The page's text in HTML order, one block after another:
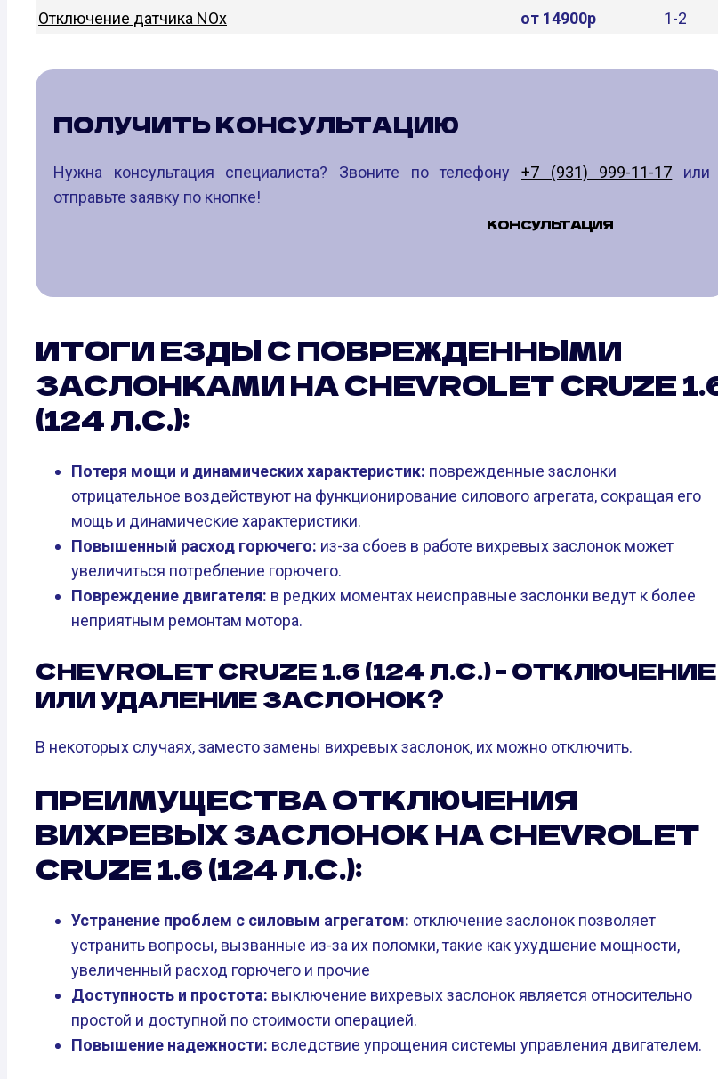
Отключение датчика NOx
от 14900р 1-2
ПОЛУЧИТЬ КОНСУЛЬТАЦИЮ
Нужна консультация специалиста? Звоните по телефону +7 (931) 999-11-17 или
отправьте заявку по кнопке!
КОНСУЛЬТАЦИЯ
ИТОГИ ЕЗДЫ С ПОВРЕЖДЕННЫМИ
ЗАСЛОНКАМИ НА CHEVROLET CRUZE
(124 Л.С.):
Потеря мощи и динамических характеристик: поврежденные заслонки
отрицательное воздействуют на функционирование силового агрегата, сокращая его
мощь и динамические характеристики.
Повышенный расход горючего: из-за сбоев в работе вихревых заслонок может
увеличиться потребление горючего.
Повреждение двигателя: в редких моментах неисправные заслонки ведут к более
неприятным ремонтам мотора.
CHEVROLET CRUZE 1.6 (124 Л.С.) - ОТКЛЮЧЕНИЕ
ИЛИ УДАЛЕНИЕ ЗАСЛОНОК?
В некоторых случаях, заместо замены вихревых заслонок, их можно отключить.
ПРЕИМУЩЕСТВА ОТКЛЮЧЕНИЯ
ВИХРЕВЫХ ЗАСЛОНОК НА CHEVROLET
CRUZE 1.6 (124 Л.С.):
Устранение проблем с силовым агрегатом: отключение заслонок позволяет
устранить вопросы, вызванные из-за их поломки, такие как ухудшение мощности,
увеличенный расход горючего и прочие
Доступность и простота: выключение вихревых заслонок является относительно
простой и доступной по стоимости операцией.
Повышение надежности: вследствие упрощения системы управления двигателем.